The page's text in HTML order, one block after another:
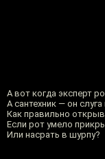
А вот когда эксперт
А сантехник — он
Как правильно
Если рот умело
Или насрать в шурпу?